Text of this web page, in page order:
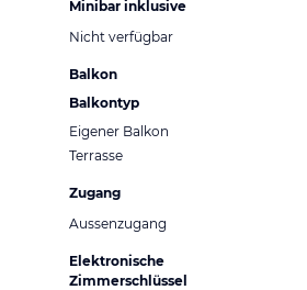
Minibar inklusive
Nicht verfügbar
Balkon
Balkontyp
Eigener Balkon
Terrasse
Zugang
Aussenzugang
Elektronische
Zimmerschlüssel